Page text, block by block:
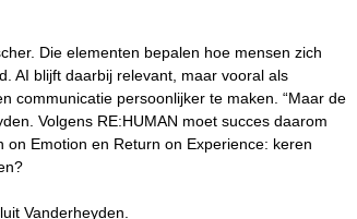
Die elementen bepalen hoe mensen zich
AI blijft daarbij relevant, maar vooral als
communicatie persoonlijker te maken. “Maar de
Volgens RE:HUMAN moet succes daarom
Emotion en Return on Experience: keren
Vanderheyden.